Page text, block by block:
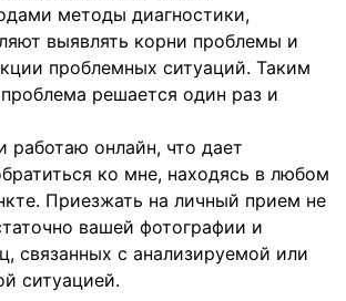
методы диагностики,
выявлять корни проблемы и
проблемных ситуаций. Таким
решается один раз и
работаю онлайн, что дает
ко мне, находясь в любом
Приезжать на личный прием не
вашей фотографии и
связанных с анализируемой или
ситуацией.